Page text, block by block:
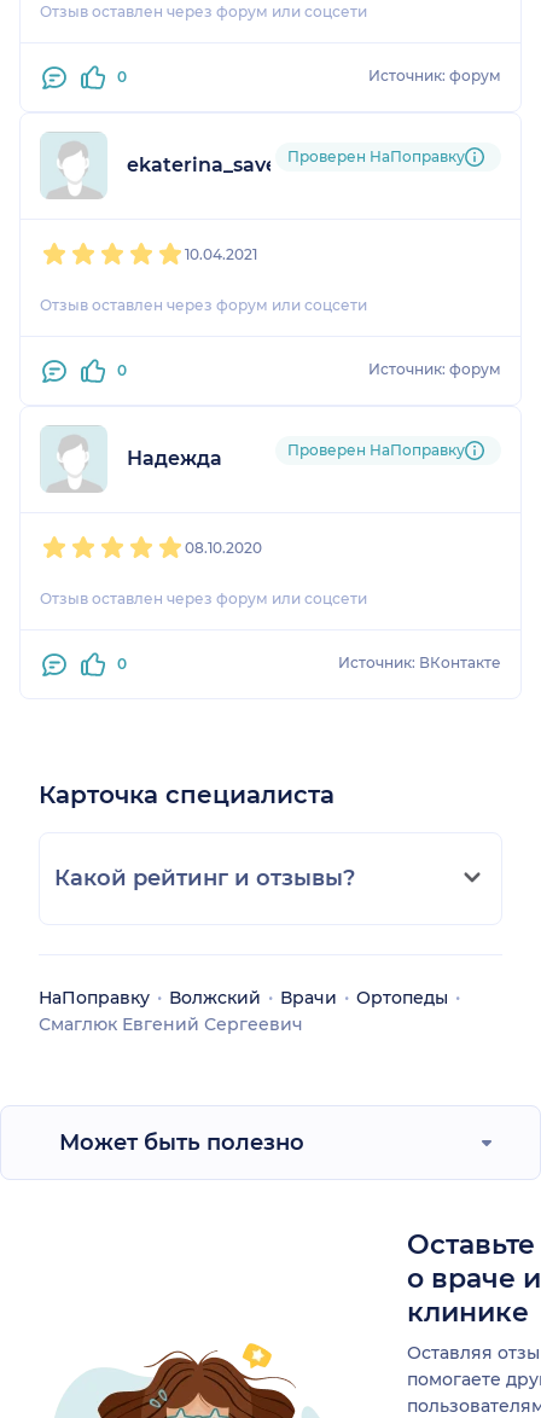
Отзыв оставлен через форум или соцсети
0 Источник: форум
ekaterina_saven_honeyПроверен НаПоправку
10.04.2021
Отзыв оставлен через форум или соцсети
0 Источник: форум
Надежда Проверен НаПоправку
08.10.2020
Отзыв оставлен через форум или соцсети
0 Источник: ВКонтакте
Карточка специалиста
Какой рейтинг и отзывы?
НаПоправку Волжский Врачи
Ортопеды
Смаглюк Евгений Сергеевич
Может быть полезно
о враче
клинике
Оставляя
помогаете